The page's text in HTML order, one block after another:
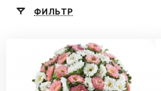
ФИЛЬТР